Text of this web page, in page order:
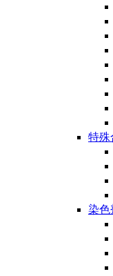
特殊
染色